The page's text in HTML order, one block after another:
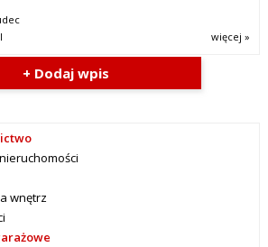
więcej »
+ Dodaj wpis
wnętrz